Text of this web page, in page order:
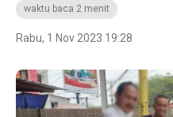
waktu baca 2 menit
Rabu, 1 Nov 2023 19:28